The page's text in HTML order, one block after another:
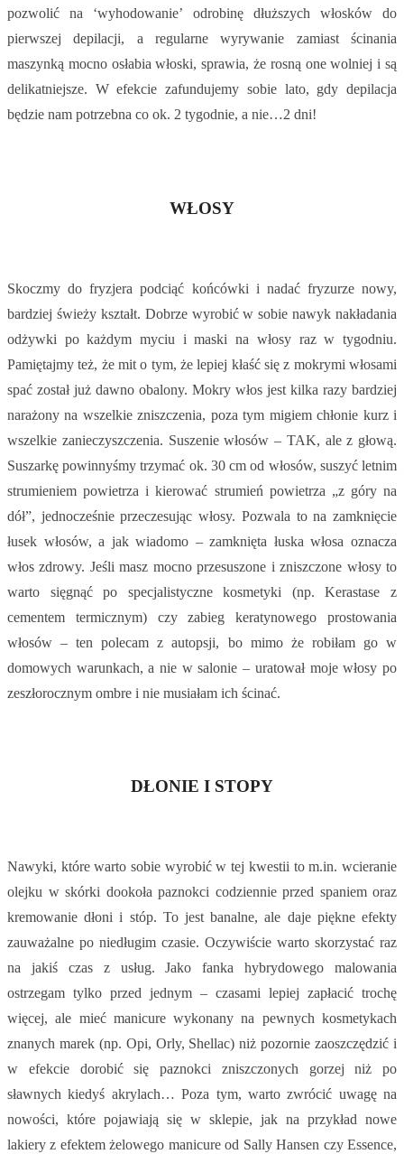
pozwolić na ‘wyhodowanie’ odrobinę dłuższych włosków do
pierwszej depilacji, a regularne wyrywanie zamiast ścinania
maszynką mocno osłabia włoski, sprawia, że rosną one wolniej i są
delikatniejsze. W efekcie zafundujemy sobie lato, gdy depilacja
będzie nam potrzebna co ok. 2 tygodnie, a nie…2 dni!
WŁOSY
Skoczmy do fryzjera podciąć końcówki i nadać fryzurze nowy,
bardziej świeży kształt. Dobrze wyrobić w sobie nawyk nakładania
odżywki po każdym myciu i maski na włosy raz w tygodniu.
Pamiętajmy też, że mit o tym, że lepiej kłaść się z mokrymi włosami
spać został już dawno obalony. Mokry włos jest kilka razy bardziej
narażony na wszelkie zniszczenia, poza tym migiem chłonie kurz i
wszelkie zanieczyszczenia. Suszenie włosów – TAK, ale z głową.
Suszarkę powinnyśmy trzymać ok. 30 cm od włosów, suszyć letnim
strumieniem powietrza i kierować strumień powietrza „z góry na
dół”, jednocześnie przeczesując włosy. Pozwala to na zamknięcie
łusek włosów, a jak wiadomo – zamknięta łuska włosa oznacza
włos zdrowy. Jeśli masz mocno przesuszone i zniszczone włosy to
warto sięgnąć po specjalistyczne kosmetyki (np. Kerastase z
cementem termicznym) czy zabieg keratynowego prostowania
włosów – ten polecam z autopsji, bo mimo że robiłam go w
domowych warunkach, a nie w salonie – uratował moje włosy po
zeszłorocznym ombre i nie musiałam ich ścinać.
DŁONIE I STOPY
Nawyki, które warto sobie wyrobić w tej kwestii to m.in. wcieranie
olejku w skórki dookoła paznokci codziennie przed spaniem oraz
kremowanie dłoni i stóp. To jest banalne, ale daje piękne efekty
zauważalne po niedługim czasie. Oczywiście warto skorzystać raz
na jakiś czas z usług. Jako fanka hybrydowego malowania
ostrzegam tylko przed jednym – czasami lepiej zapłacić trochę
więcej, ale mieć manicure wykonany na pewnych kosmetykach
znanych marek (np. Opi, Orly, Shellac) niż pozornie zaoszczędzić i
w efekcie dorobić się paznokci zniszczonych gorzej niż po
sławnych kiedyś akrylach… Poza tym, warto zwrócić uwagę na
nowości, które pojawiają się w sklepie, jak na przykład nowe
lakiery z efektem żelowego manicure od Sally Hansen czy Essence,